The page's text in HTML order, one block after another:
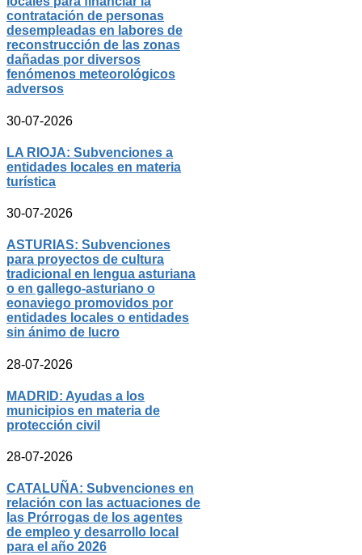
contratación de personas
desempleadas en labores de
reconstrucción de las zonas
dañadas por diversos
fenómenos meteorológicos
adversos
30-07-2026
LA RIOJA: Subvenciones a
entidades locales en materia
turística
30-07-2026
ASTURIAS: Subvenciones
para proyectos de cultura
tradicional en lengua asturiana
o en gallego-asturiano o
eonaviego promovidos por
entidades locales o entidades
sin ánimo de lucro
28-07-2026
MADRID: Ayudas a los
municipios en materia de
protección civil
28-07-2026
CATALUÑA: Subvenciones en
relación con las actuaciones de
las Prórrogas de los agentes
de empleo y desarrollo local
para el año 2026